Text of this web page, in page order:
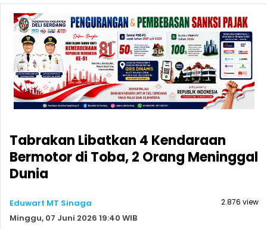
Tabrakan Libatkan 4 Kendaraan
Bermotor di Toba, 2 Orang Meninggal
Dunia
Eduwart MT Sinaga
Minggu, 07 Juni 2026 19:40 WIB
2.876 view